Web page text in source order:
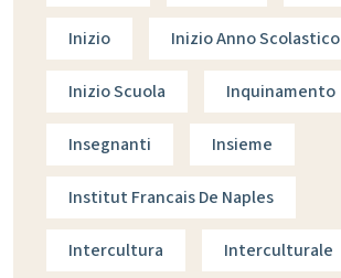
Inizio Inizio Anno Scolastico
Inizio Scuola Inquinamento
Insegnanti Insieme
Institut Francais De Naples
Intercultura Interculturale